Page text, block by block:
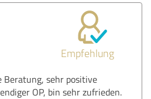
Empfehlung
sehr positive
OP, bin sehr zufrieden.